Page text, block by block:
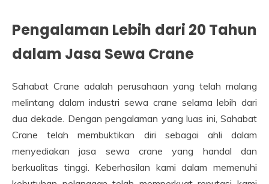
Pengalaman Lebih dari 20 Tahun
dalam Jasa Sewa Crane
Sahabat Crane adalah perusahaan yang telah malang
melintang dalam industri sewa crane selama lebih dari
dua dekade. Dengan pengalaman yang luas ini, Sahabat
Crane telah membuktikan diri sebagai ahli dalam
menyediakan jasa sewa crane yang handal dan
berkualitas tinggi. Keberhasilan kami dalam memenuhi